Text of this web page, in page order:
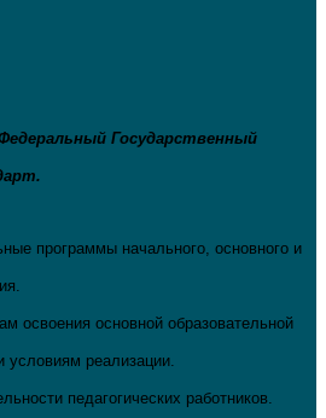
Государственный
программы начального, основного и
освоения основной образовательной
условиям реализации.
педагогических работников.